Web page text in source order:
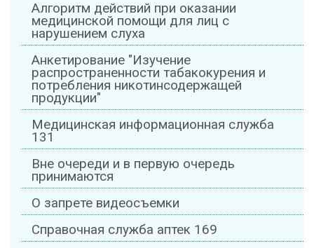
Алгоритм действий при оказании
медицинской помощи для лиц с
нарушением слуха
Анкетирование "Изучение
распространенности табакокурения и
потребления никотинсодержащей
продукции"
Медицинская информационная служба
131
Вне очереди и в первую очередь
принимаются
О запрете видеосъемки
Справочная служба аптек 169